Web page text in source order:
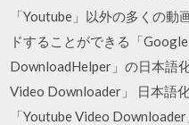
「Youtube」以外の多くの
ドすることができる「
DownloadHelper」の日本語
Video Downloader」 日本語
「Youtube Video